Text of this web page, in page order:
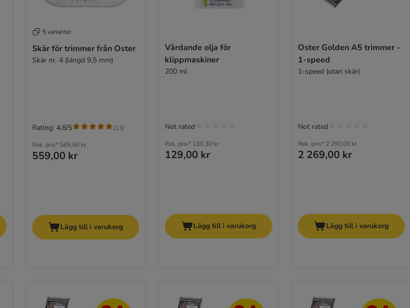
5 varianter
Skär för trimmer från Oster
Skär nr. 4 (längd 9,5 mm)
Rek. pris* 589,90 kr
559,00 kr
Rating: 4.8/5 (13)
Lägg till i varukorg
Vårdande olja för
klippmaskiner
200 ml
Rek. pris* 130,30 kr
129,00 kr
Not rated
Lägg till i varukorg
Oster Golden A5 trimmer -
1-speed
1-speed (utan skär)
Rek. pris* 2 290,00 kr
2 269,00 kr
Not rated
Lägg till i varukorg